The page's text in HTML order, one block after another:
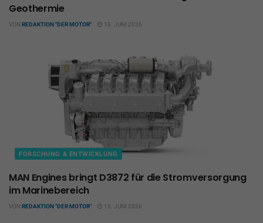
Geothermie
VON REDAKTION "DER MOTOR" 18. JUNI 2026
FORSCHUNG & ENTWICKLUNG
MAN Engines bringt D3872 für die Stromversorgung
im Marinebereich
VON REDAKTION "DER MOTOR" 15. JUNI 2026